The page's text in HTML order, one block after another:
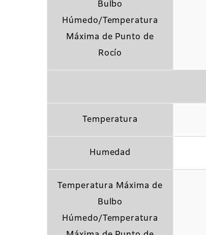
Bulbo
Húmedo/Temperatura
Máxima de Punto de
Rocío
Temperatura
Humedad
Temperatura Máxima de
Bulbo
Húmedo/Temperatura